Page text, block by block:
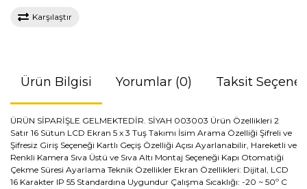
Karşılaştır
Ürün Bilgisi Yorumlar (0) Taksit
ÜRÜN SİPARİŞLE GELMEKTEDİR. SİYAH 003003 Ürün Özellikleri 2
Satır 16 Sütun LCD Ekran 5 x 3 Tuş Takımı İsim Arama Özelliği Şifreli ve
Şifresiz Giriş Seçeneği Kartlı Geçiş Özelliği Açısı Ayarlanabilir, Hareketli ve
Renkli Kamera Sıva Üstü ve Sıva Altı Montaj Seçeneği Kapı Otomatiği
Çekme Süresi Ayarlama Teknik Özellikler Ekran Özellikleri: Dijital, LCD
16 Karakter IP 55 Standardına Uygundur Çalışma Sıcaklığı: -20 ~ 50º C